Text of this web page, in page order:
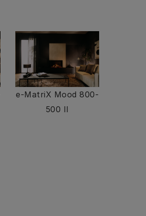
e-MatriX Mood 800-
500 II